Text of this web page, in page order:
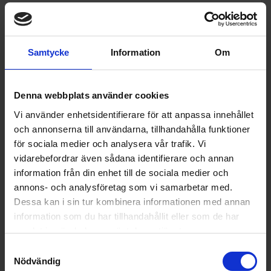
Samtycke Information Om
Denna webbplats använder cookies
Vi använder enhetsidentifierare för att anpassa innehållet
och annonserna till användarna, tillhandahålla funktioner
för sociala medier och analysera vår trafik. Vi
vidarebefordrar även sådana identifierare och annan
information från din enhet till de sociala medier och
annons- och analysföretag som vi samarbetar med.
Dessa kan i sin tur kombinera informationen med annan
information som du har tillhandahållit eller som de har
samlat in när du har använt deras tjänster.
Nödvändig
Glaskeramikhäll